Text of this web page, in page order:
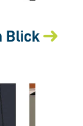
Blick